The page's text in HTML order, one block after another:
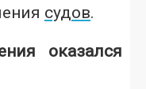
судов.
оказался